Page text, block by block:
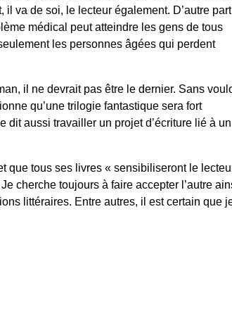
va de soi, le lecteur également. D’autre
médical peut atteindre les gens de tous
les personnes âgées qui perdent
il ne devrait pas être le dernier. Sans
qu’une trilogie fantastique sera fort
aussi travailler un projet d’écriture lié à un
que tous ses livres « sensibiliseront le
cherche toujours à faire accepter l’autre
littéraires. Entre autres, il est certain que